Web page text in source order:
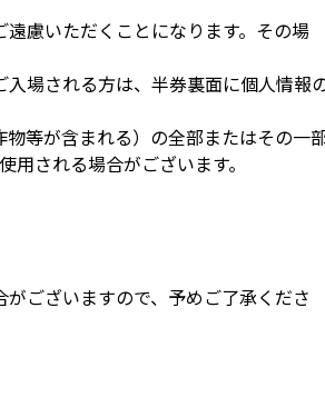
慮いただくことになります。その場
場される方は、半券裏面に個人情報
等が含まれる）の全部またはその一
される場合がございます。
ございますので、予めご了承くださ